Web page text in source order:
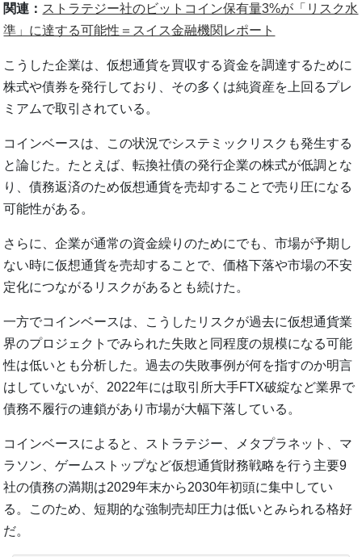
関連： ストラテジー社のビットコイン保有量3%が「リスク水
準」に達する可能性＝スイス金融機関レポート
こうした企業は、仮想通貨を買収する資金を調達するために
株式や債券を発行しており、その多くは純資産を上回るプレ
ミアムで取引されている。
コインベースは、この状況でシステミックリスクも発生する
と論じた。たとえば、転換社債の発行企業の株式が低調とな
り、債務返済のため仮想通貨を売却することで売り圧になる
可能性がある。
さらに、企業が通常の資金繰りのためにでも、市場が予期し
ない時に仮想通貨を売却することで、価格下落や市場の不安
定化につながるリスクがあるとも続けた。
一方でコインベースは、こうしたリスクが過去に仮想通貨業
界のプロジェクトでみられた失敗と同程度の規模になる可能
性は低いとも分析した。過去の失敗事例が何を指すのか明言
はしていないが、2022年には取引所大手FTX破綻など業界で
債務不履行の連鎖があり市場が大幅下落している。
コインベースによると、ストラテジー、メタプラネット、マ
ラソン、ゲームストップなど仮想通貨財務戦略を行う主要9
社の債務の満期は2029年末から2030年初頭に集中してい
る。このため、短期的な強制売却圧力は低いとみられる格好
だ。